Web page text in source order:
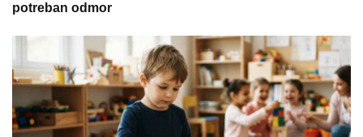
potreban odmor